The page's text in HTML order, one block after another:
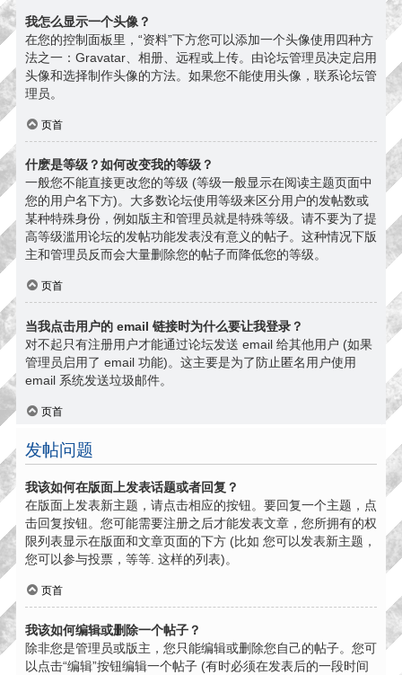
我怎么显示一个头像？
在您的控制面板里，“资料”下方您可以添加一个头像使用四种方
法之一：Gravatar、相册、远程或上传。由论坛管理员决定启用
头像和选择制作头像的方法。如果您不能使用头像，联系论坛管
理员。
页首
什麽是等级？如何改变我的等级？
一般您不能直接更改您的等级 (等级一般显示在阅读主题页面中
您的用户名下方)。大多数论坛使用等级来区分用户的发帖数或
某种特殊身份，例如版主和管理员就是特殊等级。请不要为了提
高等级滥用论坛的发帖功能发表没有意义的帖子。这种情况下版
主和管理员反而会大量删除您的帖子而降低您的等级。
页首
当我点击用户的 email 链接时为什么要让我登录？
对不起只有注册用户才能通过论坛发送 email 给其他用户 (如果
管理员启用了 email 功能)。这主要是为了防止匿名用户使用
email 系统发送垃圾邮件。
页首
发帖问题
我该如何在版面上发表话题或者回复？
在版面上发表新主题，请点击相应的按钮。要回复一个主题，点
击回复按钮。您可能需要注册之后才能发表文章，您所拥有的权
限列表显示在版面和文章页面的下方 (比如 您可以发表新主题，
您可以参与投票，等等. 这样的列表)。
页首
我该如何编辑或删除一个帖子？
除非您是管理员或版主，您只能编辑或删除您自己的帖子。您可
以点击“编辑”按钮编辑一个帖子 (有时必须在发表后的一段时间